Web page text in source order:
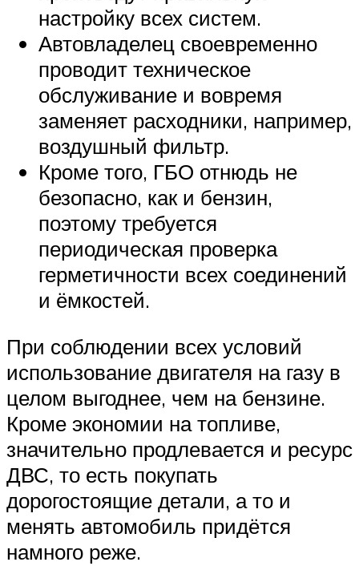
настройку всех систем.
Автовладелец своевременно
проводит техническое
обслуживание и вовремя
заменяет расходники, например,
воздушный фильтр.
Кроме того, ГБО отнюдь не
безопасно, как и бензин,
поэтому требуется
периодическая проверка
герметичности всех соединений
и ёмкостей.
При соблюдении всех условий
использование двигателя на газу в
целом выгоднее, чем на бензине.
Кроме экономии на топливе,
значительно продлевается и ресурс
ДВС, то есть покупать
дорогостоящие детали, а то и
менять автомобиль придётся
намного реже.